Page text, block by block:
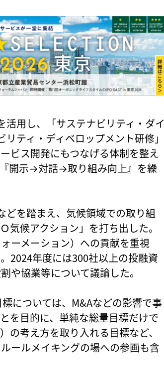
活用し、「サステナビリティ・ダイ
ティ・ディベロップメント研修」
ビス開発にもつなげる体制を整え
開示→対話→取り組み向上』を繰
どを踏まえ、気候領域での取り組
気候アクション」を打ち出した。
ーメーション）への貢献を重視
2024年度には300社以上の投融資
や協業等について議論した。
については、M&Aなどの影響で事
を目的に、単純な総量目標だけで
の考え方を取り入れる目標など、
ールメイキングの場への参画も含